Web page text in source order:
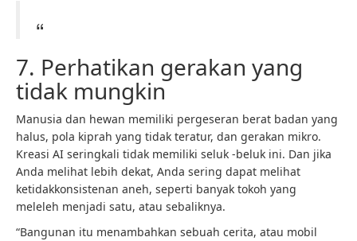
7. Perhatikan gerakan yang
tidak mungkin
Manusia dan hewan memiliki pergeseran berat badan yang
halus, pola kiprah yang tidak teratur, dan gerakan mikro.
Kreasi AI seringkali tidak memiliki seluk -beluk ini. Dan jika
Anda melihat lebih dekat, Anda sering dapat melihat
ketidakkonsistenan aneh, seperti banyak tokoh yang
meleleh menjadi satu, atau sebaliknya.
“Bangunan itu menambahkan sebuah cerita, atau mobil